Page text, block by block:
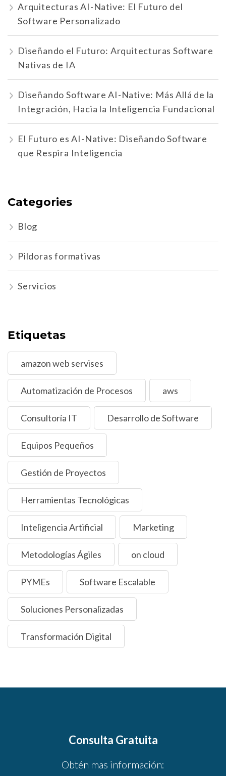
Arquitecturas AI-Native: El Futuro del
Software Personalizado
Diseñando el Futuro: Arquitecturas Software
Nativas de IA
Diseñando Software AI-Native: Más Allá de la
Integración, Hacia la Inteligencia Fundacional
El Futuro es AI-Native: Diseñando Software
que Respira Inteligencia
Categories
Blog
Pildoras formativas
Servicios
Etiquetas
amazon web servises
Automatización de Procesos aws
Consultoría IT Desarrollo de Software
Equipos Pequeños
Gestión de Proyectos
Herramientas Tecnológicas
Inteligencia Artificial Marketing
Metodologías Ágiles on cloud
PYMEs Software Escalable
Soluciones Personalizadas
Transformación Digital
Consulta Gratuita
Obtén mas información: